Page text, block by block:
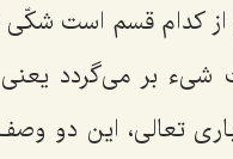
كدام قسم است شكّى
شیء بر مى‌گردد
تعالى، این دو